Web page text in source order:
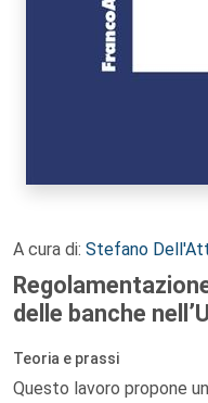
A cura di: Stefano
delle banche
Teoria e prassi
Questo lavoro propone